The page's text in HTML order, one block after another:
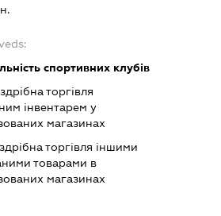
спортивних клубів
торгівля
інвентарем у
магазинах
торгівля іншими
товарами в
магазинах